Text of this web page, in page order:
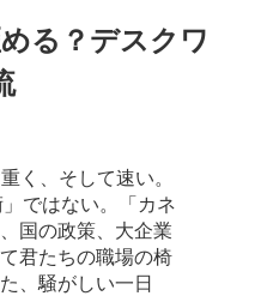
る？デスクワ
く、そして速い。
ではない。「カネ
国の政策、大企業
君たちの職場の椅
、騒がしい一日